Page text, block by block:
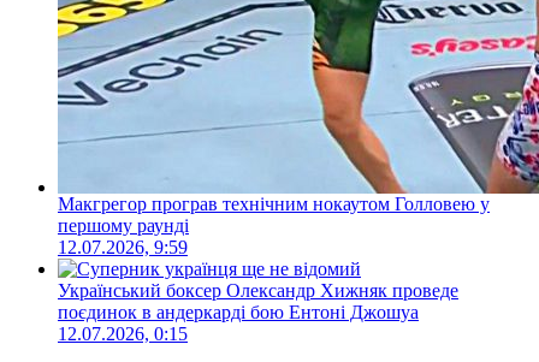
Макгрегор програв технічним нокаутом Голловею у
першому раунді
12.07.2026, 9:59
Український боксер Олександр Хижняк проведе
поєдинок в андеркарді бою Ентоні Джошуа
12.07.2026, 0:15